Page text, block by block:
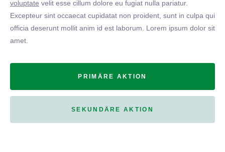
voluptate velit esse cillum dolore eu fugiat nulla pariatur.
Excepteur sint occaecat cupidatat non proident, sunt in culpa qui
officia deserunt mollit anim id est laborum. Lorem ipsum dolor sit
amet.
PRIMÄRE AKTION
SEKUNDÄRE AKTION